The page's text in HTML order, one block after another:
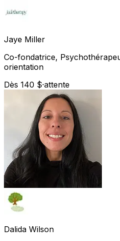
Jaye Miller
Co-fondatrice,
orientation
Dès 140 $·attente
Dalida Wilson